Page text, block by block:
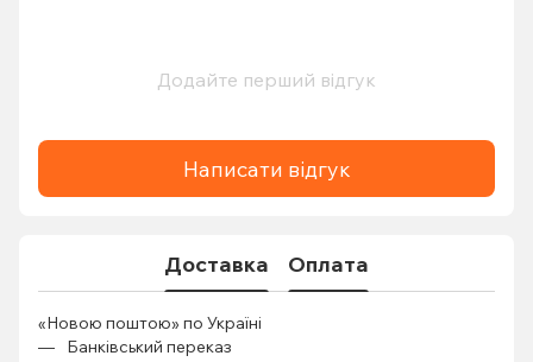
Додайте перший відгук
Написати відгук
Доставка Оплата
«Новою поштою» по Україні
Банківський переказ